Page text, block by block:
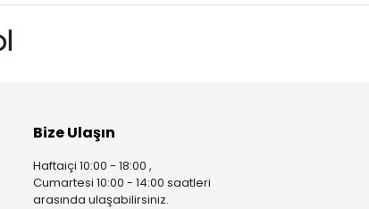
Bize Ulaşın
Haftaiçi 10:00 - 18:00 ,
Cumartesi 10:00 - 14:00 saatleri
arasında ulaşabilirsiniz.